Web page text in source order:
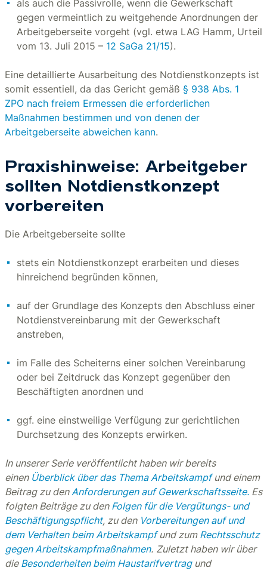
als auch die Passivrolle, wenn die Gewerkschaft
gegen vermeintlich zu weitgehende Anordnungen der
Arbeitgeberseite vorgeht (vgl. etwa LAG Hamm, Urteil
vom 13. Juli 2015 – 12 SaGa 21/15).
Eine detaillierte Ausarbeitung des Notdienstkonzepts ist
somit essentiell, da das Gericht gemäß § 938 Abs. 1
ZPO nach freiem Ermessen die erforderlichen
Maßnahmen bestimmen und von denen der
Arbeitgeberseite abweichen kann.
Praxishinweise: Arbeitgeber
sollten Notdienstkonzept
vorbereiten
Die Arbeitgeberseite sollte
stets ein Notdienstkonzept erarbeiten und dieses
hinreichend begründen können,
auf der Grundlage des Konzepts den Abschluss einer
Notdienstvereinbarung mit der Gewerkschaft
anstreben,
im Falle des Scheiterns einer solchen Vereinbarung
oder bei Zeitdruck das Konzept gegenüber den
Beschäftigten anordnen und
ggf. eine einstweilige Verfügung zur gerichtlichen
Durchsetzung des Konzepts erwirken.
In unserer Serie veröffentlicht haben wir bereits
einen Überblick über das Thema Arbeitskampfund einem
Beitrag zu denAnforderungen auf Gewerkschaftsseite. Es
folgten Beiträge zu den Folgen für die Vergütungs- und
Beschäftigungspflicht, zu den Vorbereitungen auf und
dem Verhalten beim Arbeitskampfund zum Rechtsschutz
gegen Arbeitskampfmaßnahmen. Zuletzt haben wir über
die Besonderheiten beim Haustarifvertragund